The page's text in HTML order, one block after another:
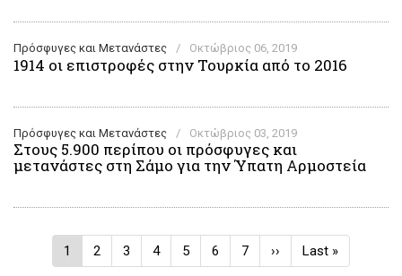
Πρόσφυγες και Μετανάστες / Οκτώβριος 06, 2019
1914 οι επιστροφές στην Τουρκία από το 2016
Πρόσφυγες και Μετανάστες / Οκτώβριος 03, 2019
Στους 5.900 περίπου οι πρόσφυγες και
μετανάστες στη Σάμο για την Ύπατη Αρμοστεία
Σελιδοποίηση
Τρέχουσα
σελίδα
1 Σελίδα
2 Σελίδα
3 Σελίδα
4 Σελίδα
5 Σελίδα
6 Σελίδα
7
Next
page
››
Last
page
Last »